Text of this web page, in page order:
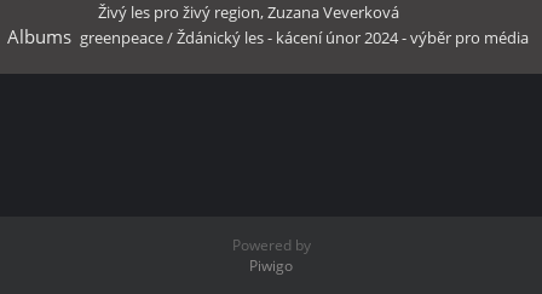
Živý les pro živý region,Zuzana Veverková
Albums greenpeace/Ždánický les - kácení únor 2024 - výběr pro média
Powered by
Piwigo